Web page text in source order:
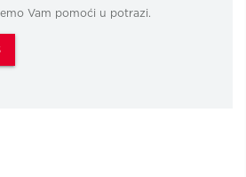
Vam pomoći u potrazi.